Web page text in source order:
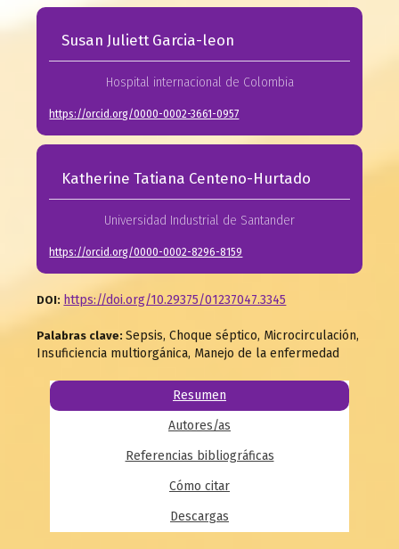
Susan Juliett Garcia-leon
Hospital internacional de Colombia
https://orcid.org/0000-0002-3661-0957
Katherine Tatiana Centeno-Hurtado
Universidad Industrial de Santander
https://orcid.org/0000-0002-8296-8159
DOI: https://doi.org/10.29375/01237047.3345
Palabras clave:Sepsis, Choque séptico, Microcirculación,
Insuficiencia multiorgánica, Manejo de la enfermedad
Resumen
Autores/as
Referencias bibliográficas
Cómo citar
Descargas